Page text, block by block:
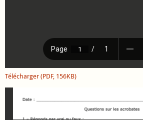
Télécharger (PDF, 156KB)